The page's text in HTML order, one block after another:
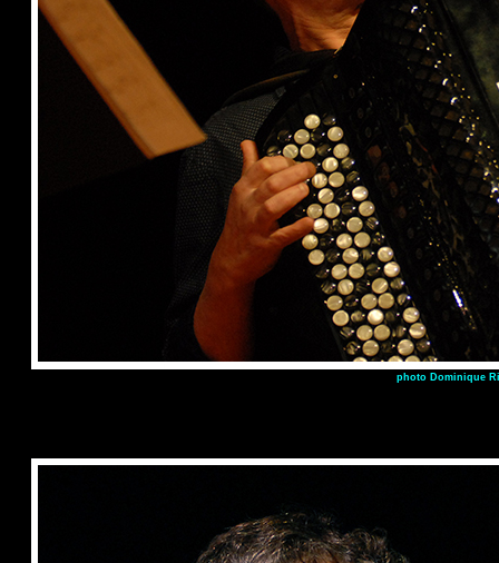
photo Dominique